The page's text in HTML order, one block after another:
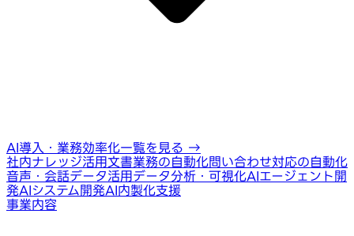
AI導入・業務効率化一覧を見る →
社内ナレッジ活用文書業務の自動化問い合わせ対応の自動化
音声・会話データ活用データ分析・可視化AIエージェント開
発AIシステム開発AI内製化支援
事業内容